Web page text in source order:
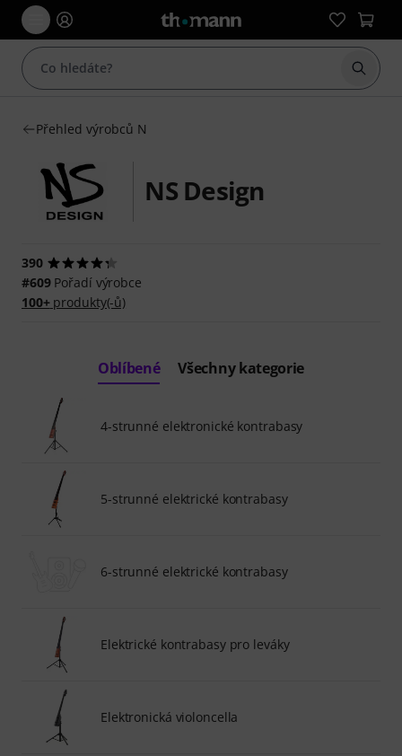
Začít
Přehled výrobců N
NS Design
390
#609Pořadí výrobce
100+produkty(-ů)
Oblíbené Všechny kategorie
4-strunné elektronické kontrabasy
5-strunné elektrické kontrabasy
6-strunné elektrické kontrabasy
Elektrické kontrabasy pro leváky
Elektronická violoncella